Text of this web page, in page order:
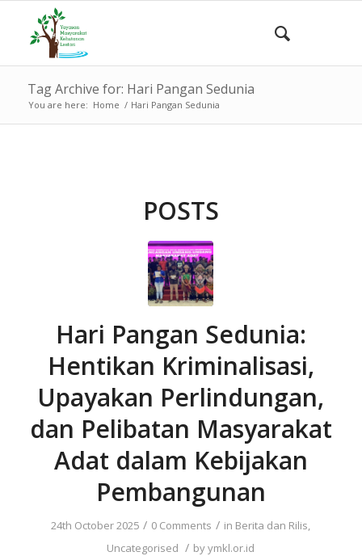
Tag Archive for: Hari Pangan Sedunia
You are here: Home / Hari Pangan Sedunia
POSTS
Hari Pangan Sedunia:
Hentikan Kriminalisasi,
Upayakan Perlindungan,
dan Pelibatan Masyarakat
Adat dalam Kebijakan
Pembangunan
24th October 2025 / 0 Comments / in Berita dan Rilis,
Uncategorised / byymkl.or.id